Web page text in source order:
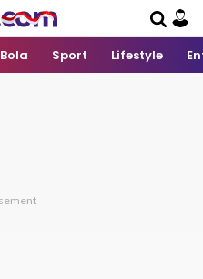
Bola Sport Lifestyle